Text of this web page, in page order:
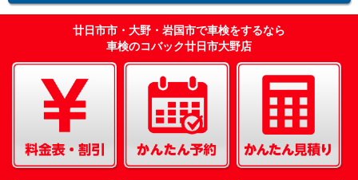
廿日市市・大野・岩国市で車検をするなら
車検のコバック廿日市大野店